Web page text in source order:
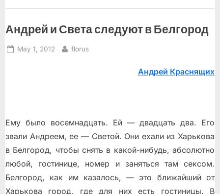
Андрей и Света следуют в Белгород
Posted
May 1, 2012 By
florus
Андрей Краснящих
Ему было восемнадцать. Ей — двадцать два. Его
звали Андреем, еe — Светой. Они ехали из Харькова
в Белгород, чтобы снять в какой-нибудь, абсолютно
любой, гостинице, номер и заняться там сексом.
Белгород, как им казалось, — это ближайший от
Харькова город, где для них есть гостиницы. В